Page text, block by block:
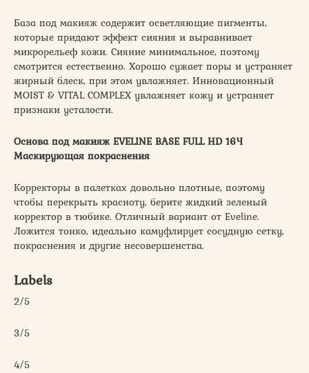
База под макияж содержит осветляющие пигменты,
которые придают эффект сияния и выравнивает
микрорельеф кожи. Сияние минимальное, поэтому
смотрится естественно. Хорошо сужает поры и устраняет
жирный блеск, при этом увлажняет. Инновационный
MOIST & VITAL COMPLEX увлажняет кожу и устраняет
признаки усталости.
Основа под макияж EVELINE BASE FULL HD 16Ч
Маскирующая покраснения
Корректоры в палетках довольно плотные, поэтому
чтобы перекрыть красноту, берите жидкий зеленый
корректор в тюбике. Отличный вариант от Eveline.
Ложится тонко, идеально камуфлирует сосудную сетку,
покраснения и другие несовершенства.
Labels
2/5
3/5
4/5